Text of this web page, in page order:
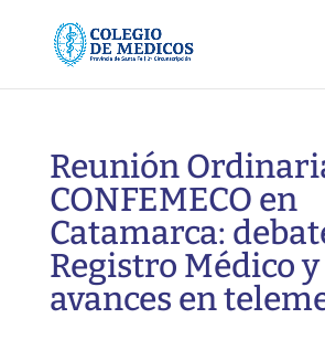
Reunión
CONFEMECO en
Catamarca:
Registro Médico y
avances en